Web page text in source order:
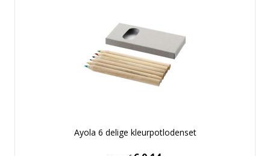
Ayola 6 delige kleurpotlodenset